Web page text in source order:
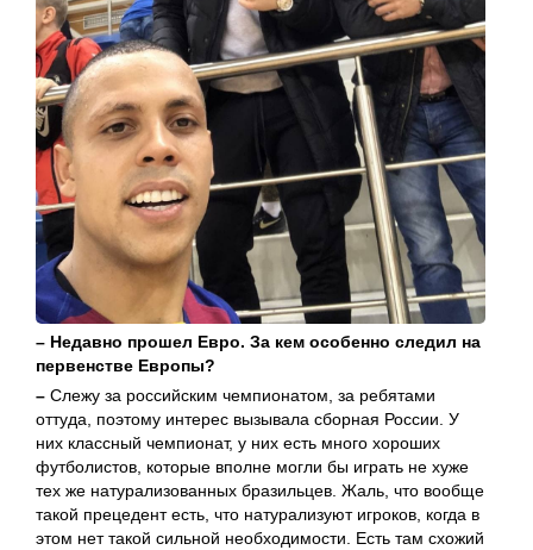
– Недавно прошел Евро. За кем особенно следил на
первенстве Европы?
– Слежу за российским чемпионатом, за ребятами
оттуда, поэтому интерес вызывала сборная России. У
них классный чемпионат, у них есть много хороших
футболистов, которые вполне могли бы играть не хуже
тех же натурализованных бразильцев. Жаль, что вообще
такой прецедент есть, что натурализуют игроков, когда в
этом нет такой сильной необходимости. Есть там схожий